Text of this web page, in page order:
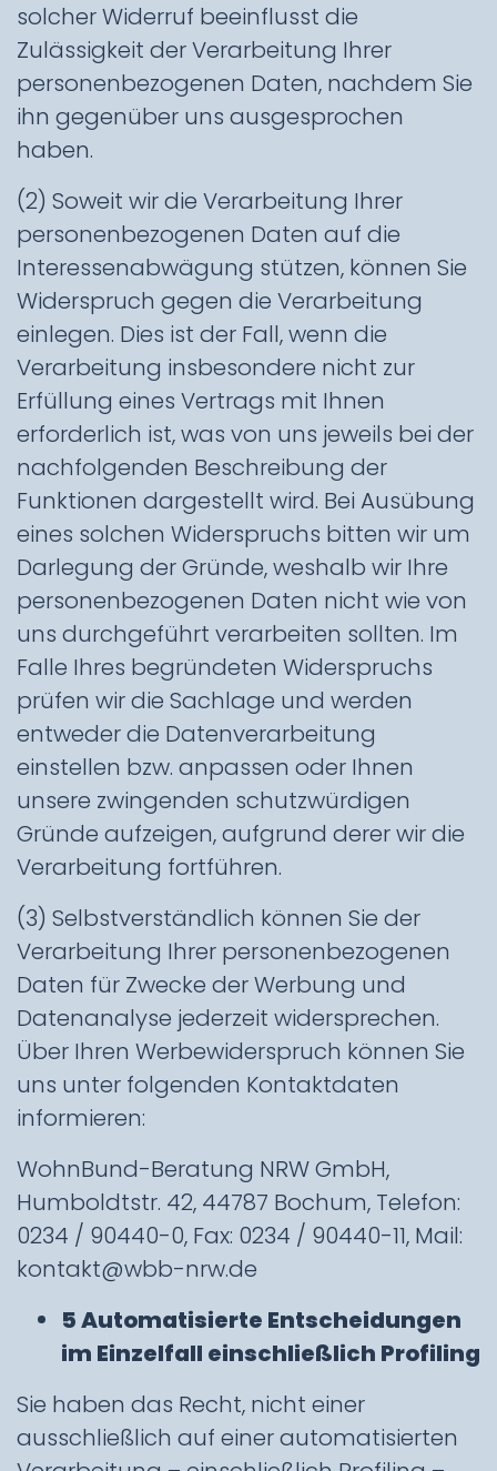
solcher Widerruf beeinflusst die
Zulässigkeit der Verarbeitung Ihrer
personenbezogenen Daten, nachdem Sie
ihn gegenüber uns ausgesprochen
haben.
(2) Soweit wir die Verarbeitung Ihrer
personenbezogenen Daten auf die
Interessenabwägung stützen, können Sie
Widerspruch gegen die Verarbeitung
einlegen. Dies ist der Fall, wenn die
Verarbeitung insbesondere nicht zur
Erfüllung eines Vertrags mit Ihnen
erforderlich ist, was von uns jeweils bei der
nachfolgenden Beschreibung der
Funktionen dargestellt wird. Bei Ausübung
eines solchen Widerspruchs bitten wir um
Darlegung der Gründe, weshalb wir Ihre
personenbezogenen Daten nicht wie von
uns durchgeführt verarbeiten sollten. Im
Falle Ihres begründeten Widerspruchs
prüfen wir die Sachlage und werden
entweder die Datenverarbeitung
einstellen bzw. anpassen oder Ihnen
unsere zwingenden schutzwürdigen
Gründe aufzeigen, aufgrund derer wir die
Verarbeitung fortführen.
(3) Selbstverständlich können Sie der
Verarbeitung Ihrer personenbezogenen
Daten für Zwecke der Werbung und
Datenanalyse jederzeit widersprechen.
Über Ihren Werbewiderspruch können Sie
uns unter folgenden Kontaktdaten
informieren:
WohnBund-Beratung NRW GmbH,
Humboldtstr. 42, 44787 Bochum, Telefon:
0234 / 90440-0, Fax: 0234 / 90440-11, Mail:
kontakt@wbb-nrw.de
5 Automatisierte Entscheidungen
im Einzelfall einschließlich Profiling
Sie haben das Recht, nicht einer
ausschließlich auf einer automatisierten